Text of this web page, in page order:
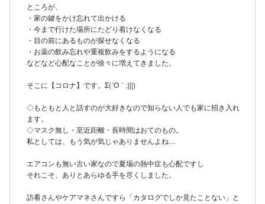
ところが、
・家の鍵をかけ忘れて出かける
・今まで行けた場所にたどり着けなくなる
・目の前にあるものが探せなくなる
・お薬の飲み忘れや重複飲みをするようになる
などなど心配なことが徐々に増えてきました。
そこに【コロナ】です。Σ(´O｀;|||)
◇もともと人と話すのが大好きなので知らない人でも家に招き入れ
ます。
◇マスク無し・至近距離・長時間はおてのもの。
私としては、もう気が気じゃありませんよね…
エアコンも無い古い家なので夏場の熱中症も心配ですし
それこそ、ありとあらゆる手を尽くしました。
訪看さんやケアマネさんですら「カタログでしか見たことない」と